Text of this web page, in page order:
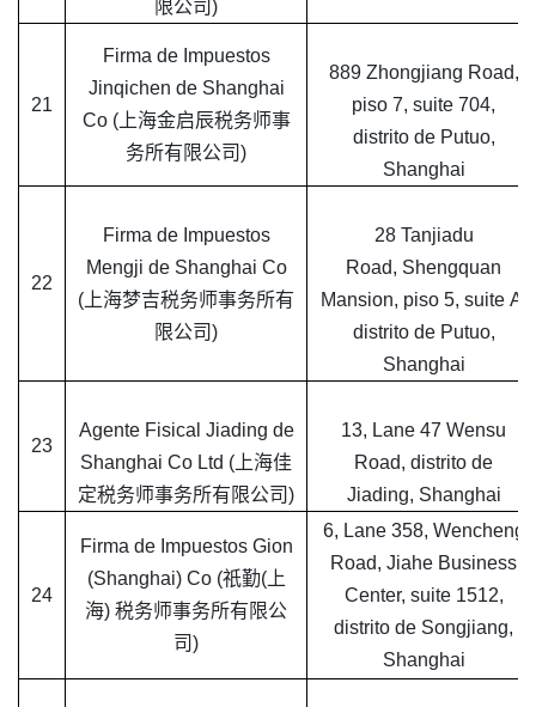
限公司)
21
Firma de Impuestos
Jinqichen de Shanghai
Co (上海金启辰税务师事
务所有限公司)
889 Zhongjiang Road,
piso 7, suite 704,
distrito de Putuo,
Shanghai
22
Firma de Impuestos
Mengji de Shanghai Co
(上海梦吉税务师事务所有
限公司)
28 Tanjiadu
Road, Shengquan
Mansion, piso 5, suite A,
distrito de Putuo,
Shanghai
23
Agente Fisical Jiading de
Shanghai Co Ltd (上海佳
定税务师事务所有限公司)
13, Lane 47 Wensu
Road, distrito de
Jiading, Shanghai
24
Firma de Impuestos Gion
(Shanghai) Co (祇勤(上
海) 税务师事务所有限公
司)
6, Lane 358, Wencheng
Road, Jiahe Business
Center, suite 1512,
distrito de Songjiang,
Shanghai